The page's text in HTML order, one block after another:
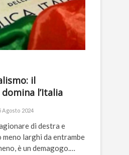
il
l’Italia
Agosto 2024
di destra e
meno larghi da entrambe
è un demagogo.…